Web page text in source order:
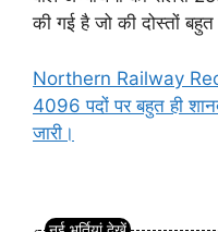
की गई है जो की दोस्तों बहुत
Northern Railway
4096 पदों पर बहुत ही
जारी।